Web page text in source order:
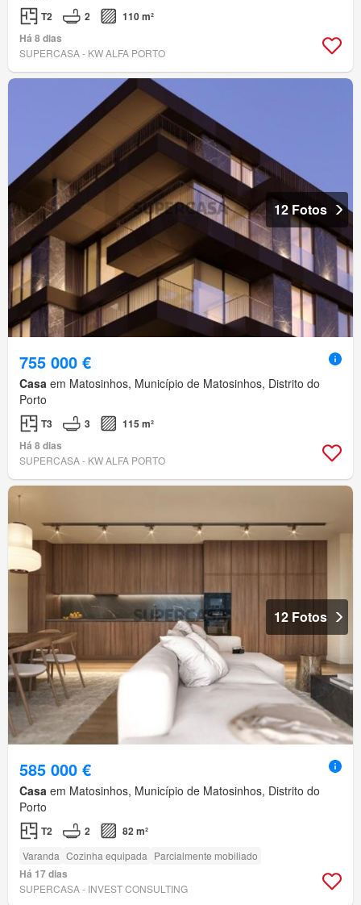
T2 2
110 m²
Há 8 dias
SUPERCASA - KW ALFA PORTO
12 Fotos
755 000 €
Casa em Matosinhos, Município de Matosinhos, Distrito do
Porto
T3 3
115 m²
Há 8 dias
SUPERCASA - KW ALFA PORTO
12 Fotos
585 000 €
Casa em Matosinhos, Município de Matosinhos, Distrito do
Porto
T2 2 82 m²
Varanda Cozinha equipada Parcialmente mobiliado
Há 17 dias
SUPERCASA - INVEST CONSULTING